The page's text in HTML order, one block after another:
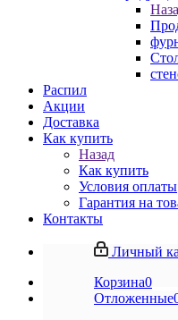
Распил
Акции
Доставка
Как купить
Назад
Как купить
Условия оплаты
Гарантия на
Контакты
Личный
Корзина0
Отложенные